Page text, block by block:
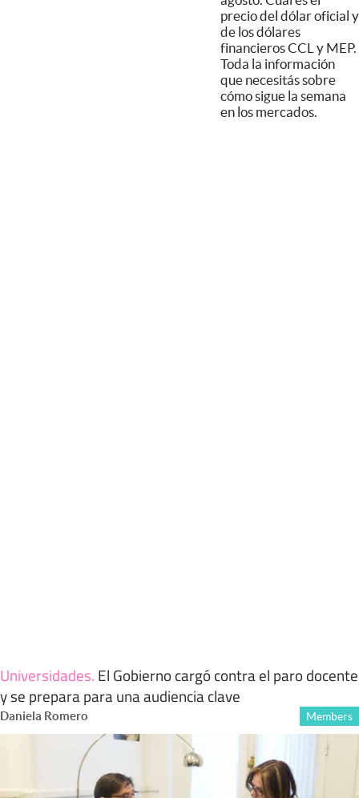
precio del dólar oficial y
de los dólares
financieros CCL y MEP.
Toda la información
que necesitás sobre
cómo sigue la semana
en los mercados.
Universidades. El Gobierno cargó contra el paro docente
y se prepara para una audiencia clave
Daniela Romero Members